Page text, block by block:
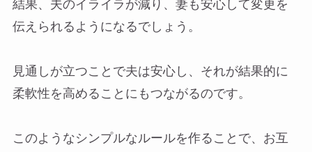
結果、夫のイライラが減り、妻も安心して変更を
伝えられるようになるでしょう。
見通しが立つことで夫は安心し、それが結果的に
柔軟性を高めることにもつながるのです。
このようなシンプルなルールを作ることで、お互